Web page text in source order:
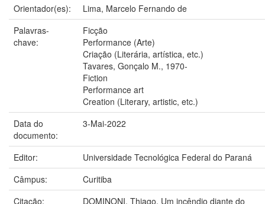
Orientador(es):
Lima, Marcelo Fernando de
Palavras-
chave:
Ficção
Performance (Arte)
Criação (Literária, artística, etc.)
Tavares, Gonçalo M., 1970-
Fiction
Performance art
Creation (Literary, artistic, etc.)
Data do
documento:
3-Mai-2022
Editor:
Universidade Tecnológica Federal do Paraná
Câmpus:
Curitiba
Citação:
DOMINONI, Thiago. Um incêndio diante do